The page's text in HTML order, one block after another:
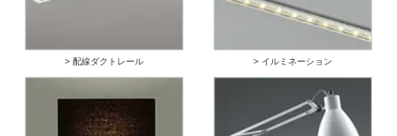
> 配線ダクトレール > イルミネーション